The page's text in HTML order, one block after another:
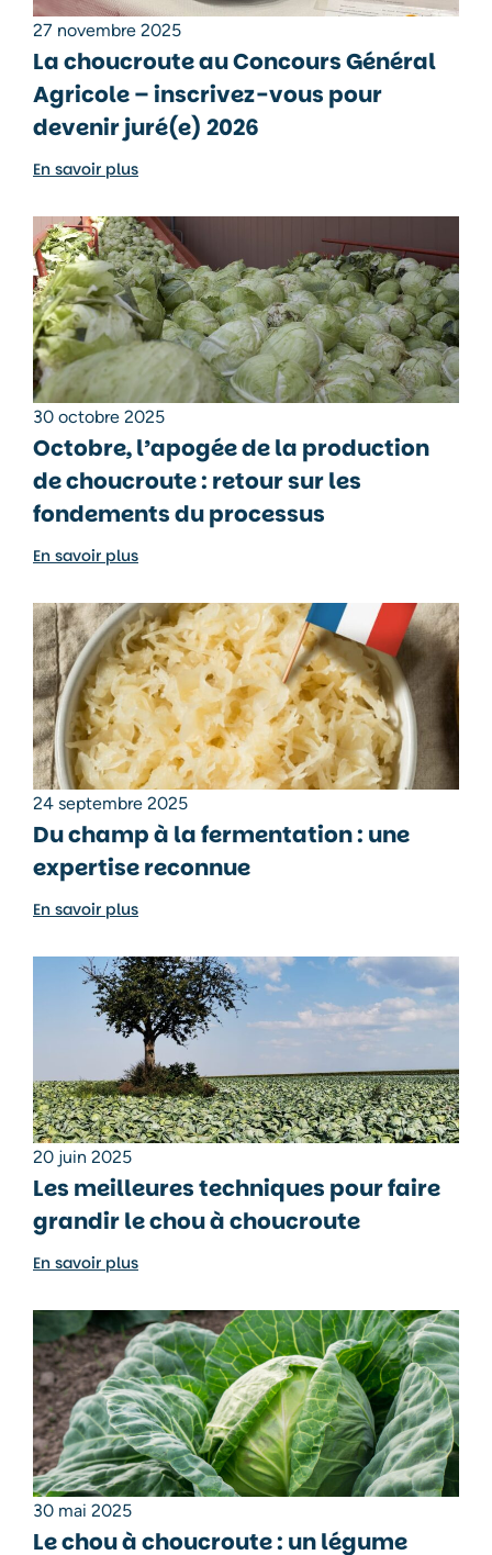
27 novembre 2025
La choucroute au Concours Général
Agricole – inscrivez-vous pour
devenir juré(e) 2026
En savoir plus
30 octobre 2025
Octobre, l’apogée de la production
de choucroute : retour sur les
fondements du processus
En savoir plus
24 septembre 2025
Du champ à la fermentation : une
expertise reconnue
En savoir plus
20 juin 2025
Les meilleures techniques pour faire
grandir le chou à choucroute
En savoir plus
30 mai 2025
Le chou à choucroute : un légume